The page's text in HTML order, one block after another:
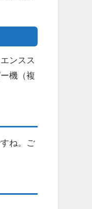
ンスス
機（複
ね。ご